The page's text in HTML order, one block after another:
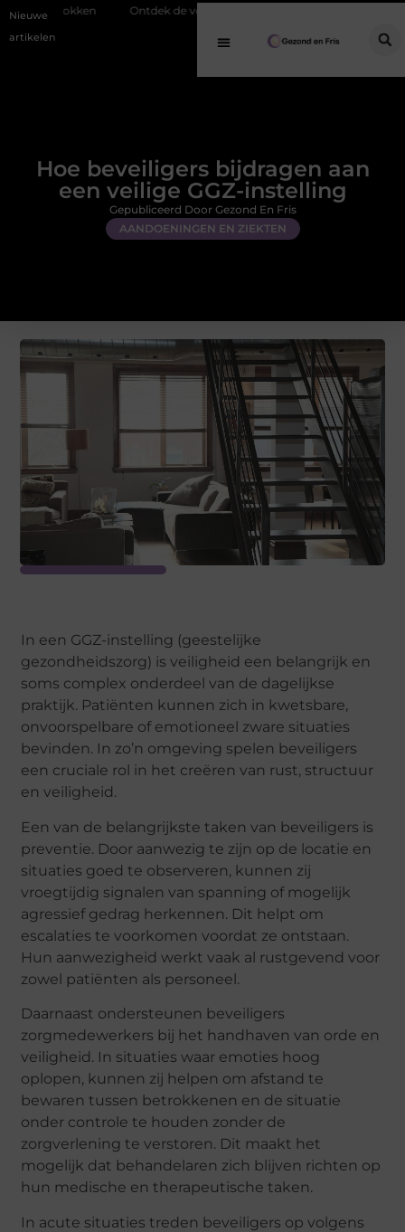
Nieuwe
artikelen
Ontdek de veelzijdigheid van eucalyptusolie in een geurverspreider
Hoe beveiligers bijdragen aan
een veilige GGZ-instelling
AANDOENINGEN EN ZIEKTEN
Gepubliceerd Door Gezond En Fris
In een GGZ-instelling (geestelijke
gezondheidszorg) is veiligheid een belangrijk en
soms complex onderdeel van de dagelijkse
praktijk. Patiënten kunnen zich in kwetsbare,
onvoorspelbare of emotioneel zware situaties
bevinden. In zo’n omgeving spelen beveiligers
een cruciale rol in het creëren van rust, structuur
en veiligheid.
Een van de belangrijkste taken van beveiligers is
preventie. Door aanwezig te zijn op de locatie en
situaties goed te observeren, kunnen zij
vroegtijdig signalen van spanning of mogelijk
agressief gedrag herkennen. Dit helpt om
escalaties te voorkomen voordat ze ontstaan.
Hun aanwezigheid werkt vaak al rustgevend voor
zowel patiënten als personeel.
Daarnaast ondersteunen beveiligers
zorgmedewerkers bij het handhaven van orde en
veiligheid. In situaties waar emoties hoog
oplopen, kunnen zij helpen om afstand te
bewaren tussen betrokkenen en de situatie
onder controle te houden zonder de
zorgverlening te verstoren. Dit maakt het
mogelijk dat behandelaren zich blijven richten op
hun medische en therapeutische taken.
In acute situaties treden beveiligers op volgens